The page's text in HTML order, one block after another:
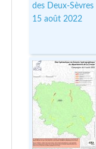
des Deux-
15 août 2022